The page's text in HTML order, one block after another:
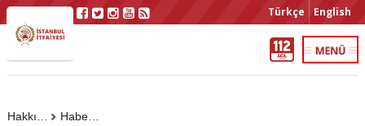
Türkçe English
Haberler